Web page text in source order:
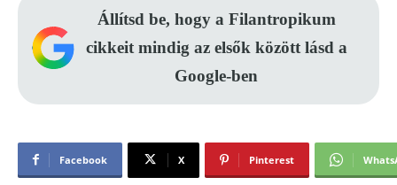
Állítsd be, hogy a Filantropikum
cikkeit mindig az elsők között lásd a
Google-ben
Facebook X Pinterest